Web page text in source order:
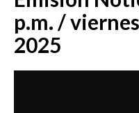
p.m. /
2025